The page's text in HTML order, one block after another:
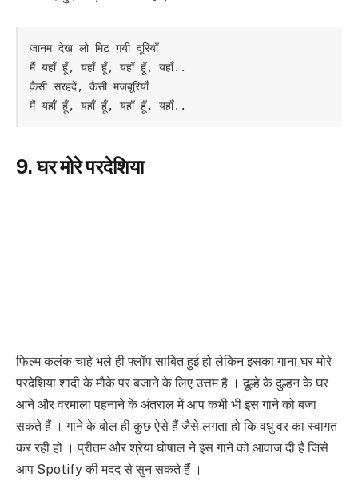
जानम देख लो मिट गयी दूरियाँ
मैं यहाँ हूँ, यहाँ हूँ, यहाँ हूँ, यहाँ..
कैसी सरहदें, कैसी मजबूरियाँ
मैं यहाँ हूँ, यहाँ हूँ, यहाँ हूँ, यहाँ..
9. घर मोरे परदेशिया
फिल्म कलंक चाहे भले ही फ्लॉप साबित हुई हो लेकिन इसका गाना घर मोरे
परदेशिया शादी के मौके पर बजाने के लिए उत्तम है । दूल्हे के दुल्हन के घर
आने और वरमाला पहनाने के अंतराल में आप कभी भी इस गाने को बजा
सकते हैं । गाने के बोल ही कुछ ऐसे हैं जैसे लगता हो कि वधु वर का स्वागत
कर रही हो । प्रीतम और श्रेया घोषाल ने इस गाने को आवाज दी है जिसे
आप Spotify की मदद से सुन सकते हैं ।